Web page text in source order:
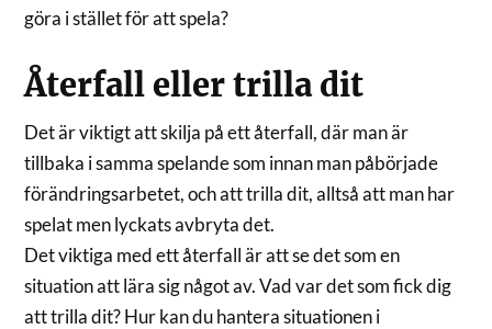
göra i stället för att spela?
Återfall eller trilla dit
Det är viktigt att skilja på ett återfall, där man är
tillbaka i samma spelande som innan man påbörjade
förändringsarbetet, och att trilla dit, alltså att man har
spelat men lyckats avbryta det.
Det viktiga med ett återfall är att se det som en
situation att lära sig något av. Vad var det som fick dig
att trilla dit? Hur kan du hantera situationen i